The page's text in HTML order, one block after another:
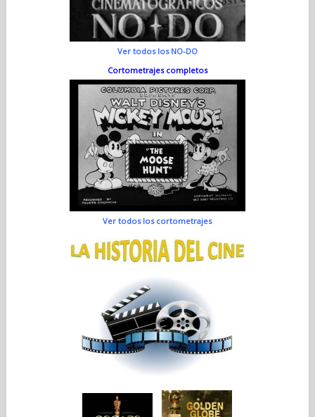
Ver todos los NO-DO
Cortometrajes completos
Ver todos los cortometrajes